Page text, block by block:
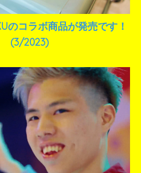
のコラボ商品が発売です！
(3/2023)